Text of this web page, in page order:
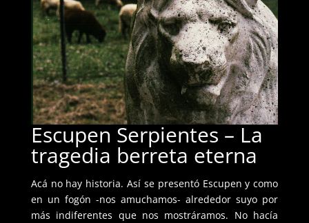
Escupen Serpientes – La
tragedia berreta eterna
Acá no hay historia. Así se presentó Escupen y como
en un fogón -nos amuchamos- alrededor suyo por
más indiferentes que nos mostráramos. No hacía